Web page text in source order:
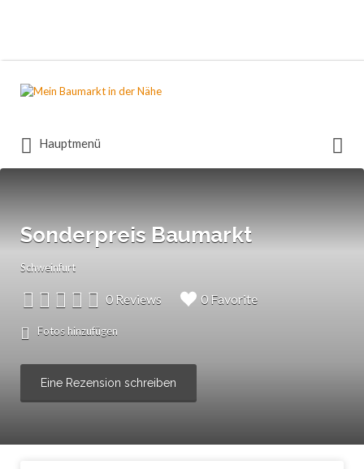
nach:
Hauptmenü
nach:
Sonderpreis Baumarkt
Schweinfurt
0 Reviews 0 Favorite
Fotos hinzufügen
Eine Rezension schreiben